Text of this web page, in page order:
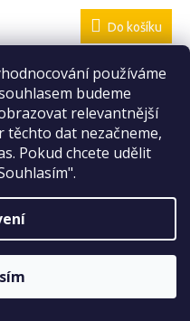
používáme
budeme
relevantnější
těchto dat nezačneme,
Pokud chcete udělit
Do košíku
doplněním současného
akvária.
a funkčním
v čištění všech typů
Kód:7066166000000
%
údajů